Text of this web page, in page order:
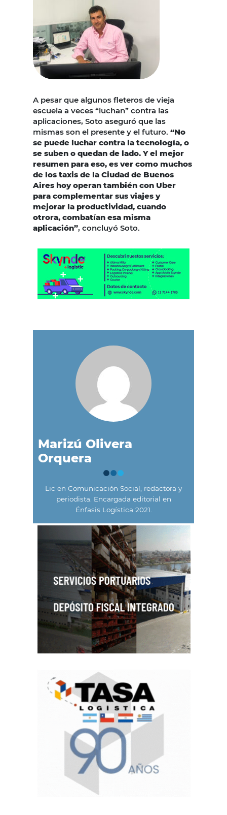
A pesar que algunos fleteros de vieja
escuela a veces “luchan” contra las
aplicaciones, Soto aseguró que las
mismas son el presente y el futuro. “No
se puede luchar contra la tecnología, o
se suben o quedan de lado. Y el mejor
resumen para eso, es ver como muchos
de los taxis de la Ciudad de Buenos
Aires hoy operan también con Uber
para complementar sus viajes y
mejorar la productividad, cuando
otrora, combatían esa misma
aplicación”, concluyó Soto.
Marizú Olivera
Orquera
Lic en Comunicación Social, redactora y
periodista. Encargada editorial en
Énfasis Logística 2021.